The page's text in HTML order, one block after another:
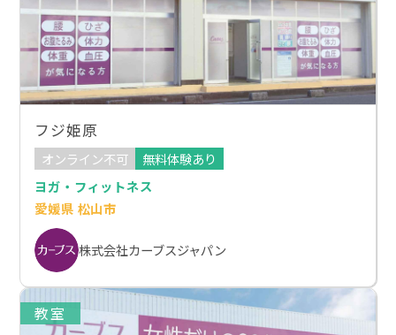
フジ姫原
オンライン不可
無料体験あり
ヨガ・フィットネス
愛媛県 松山市
株式会社カーブスジャパン
教室